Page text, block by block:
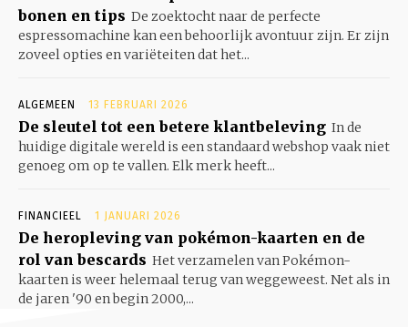
bonen en tips De zoektocht naar de perfecte
espressomachine kan een behoorlijk avontuur zijn. Er zijn
zoveel opties en variëteiten dat het...
ALGEMEEN 13 FEBRUARI 2026
De sleutel tot een betere klantbeleving In de
huidige digitale wereld is een standaard webshop vaak niet
genoeg om op te vallen. Elk merk heeft...
FINANCIEEL 1 JANUARI 2026
De heropleving van pokémon-kaarten en de
rol van bescards Het verzamelen van Pokémon-
kaarten is weer helemaal terug van weggeweest. Net als in
de jaren '90 en begin 2000,...